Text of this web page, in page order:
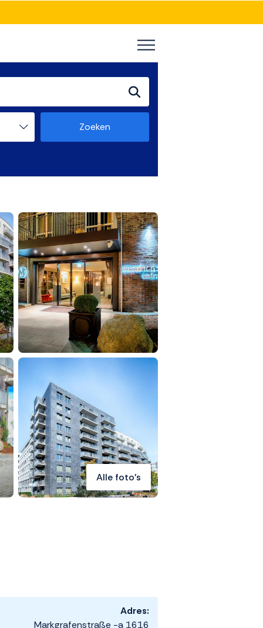
Zoeken
Alle foto's
Adres:
Markgrafenstraße -a 1616